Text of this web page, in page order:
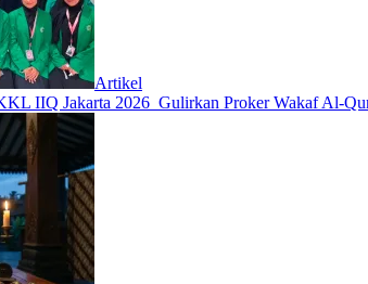
Artikel
IIQ Jakarta 2026 Gulirkan Proker Wakaf Al-